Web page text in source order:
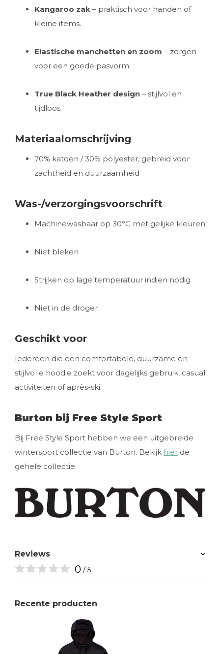
Kangaroo zak – praktisch voor handen of
kleine items.
Elastische manchetten en zoom – zorgen
voor een goede pasvorm.
True Black Heather design – stijlvol en
tijdloos.
Materiaalomschrijving
70% katoen / 30% polyester, gebreid voor
zachtheid en duurzaamheid
Was-/verzorgingsvoorschrift
Machinewasbaar op 30°C met gelijke kleuren
Niet bleken
Strijken op lage temperatuur indien nodig
Niet in de droger
Geschikt voor
Iedereen die een comfortabele, duurzame en
stijlvolle hoodie zoekt voor dagelijks gebruik, casual
activiteiten of après-ski.
Burton bij Free Style Sport
Bij Free Style Sport hebben we een uitgebreide
wintersport collectie van Burton. Bekijk hier de
gehele collectie.
Reviews
0 / 5
Recente producten